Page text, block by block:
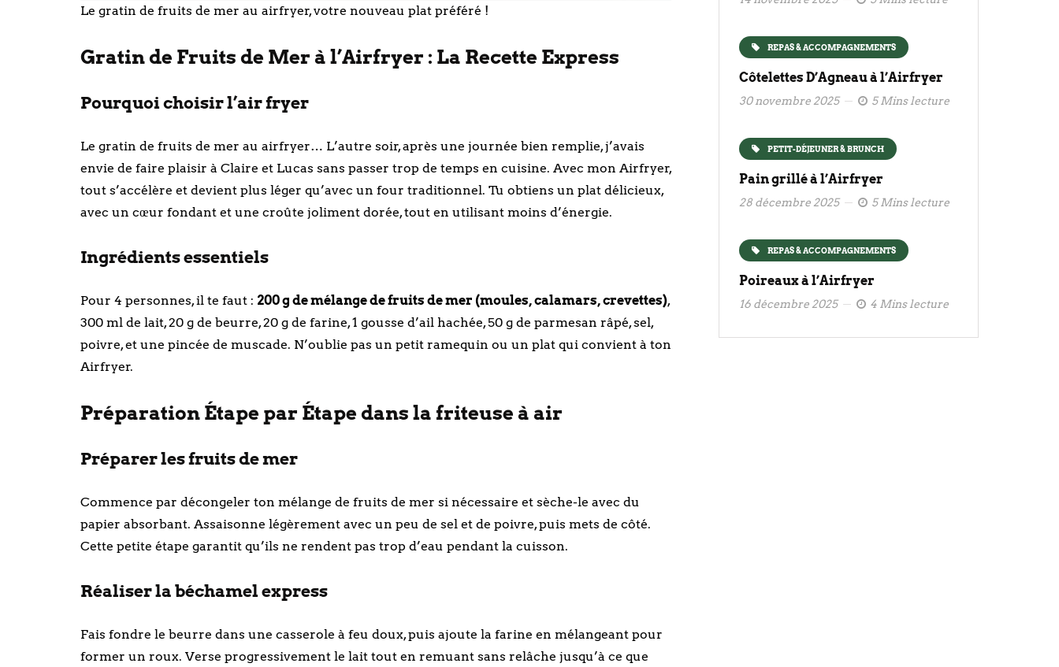
Le gratin de fruits de mer au airfryer, votre nouveau plat préféré !
Gratin de Fruits de Mer à l’Airfryer : La Recette Express
Pourquoi choisir l’air fryer
Le gratin de fruits de mer au airfryer… L’autre soir, après une journée bien remplie, j’avais
envie de faire plaisir à Claire et Lucas sans passer trop de temps en cuisine. Avec mon Airfryer,
tout s’accélère et devient plus léger qu’avec un four traditionnel. Tu obtiens un plat délicieux,
avec un cœur fondant et une croûte joliment dorée, tout en utilisant moins d’énergie.
Ingrédients essentiels
Pour 4 personnes, il te faut : 200 g de mélange de fruits de mer (moules, calamars, crevettes),
300 ml de lait, 20 g de beurre, 20 g de farine, 1 gousse d’ail hachée, 50 g de parmesan râpé, sel,
poivre, et une pincée de muscade. N’oublie pas un petit ramequin ou un plat qui convient à ton
Airfryer.
Préparation Étape par Étape dans la friteuse à air
Préparer les fruits de mer
Commence par décongeler ton mélange de fruits de mer si nécessaire et sèche-le avec du
papier absorbant. Assaisonne légèrement avec un peu de sel et de poivre, puis mets de côté.
Cette petite étape garantit qu’ils ne rendent pas trop d’eau pendant la cuisson.
Réaliser la béchamel express
Fais fondre le beurre dans une casserole à feu doux, puis ajoute la farine en mélangeant pour
former un roux. Verse progressivement le lait tout en remuant sans relâche jusqu’à ce que
REPAS & ACCOMPAGNEMENTS
Côtelettes D’Agneau à l’Airfryer
30 novembre 2025 5 Mins lecture
PETIT-DÉJEUNER & BRUNCH
Pain grillé à l’Airfryer
28 décembre 2025 5 Mins lecture
REPAS & ACCOMPAGNEMENTS
Poireaux à l’Airfryer
16 décembre 2025 4 Mins lecture